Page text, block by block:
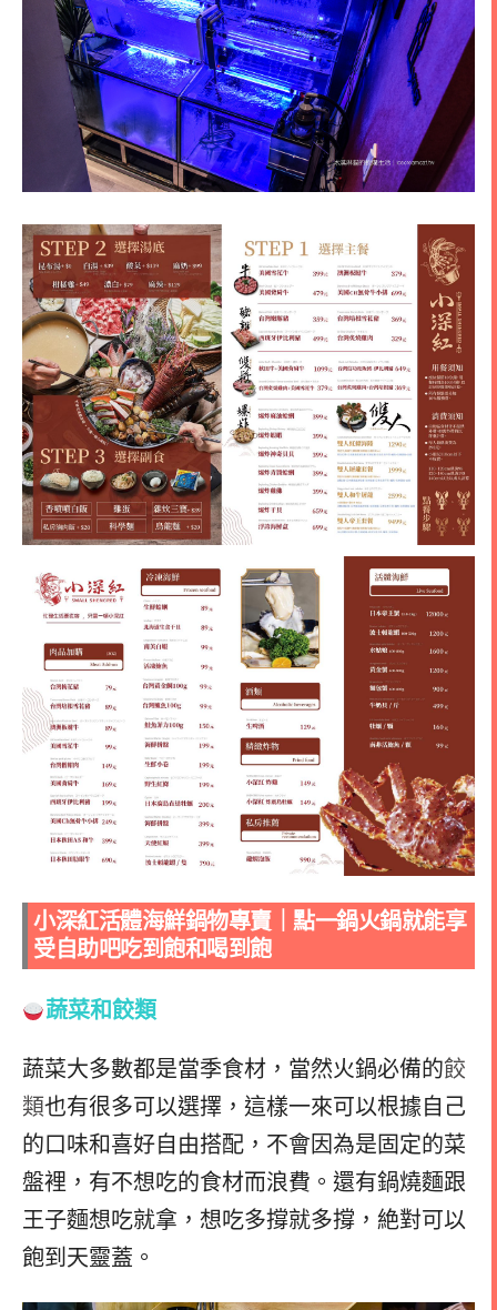
小深紅活體海鮮鍋物專賣｜點一鍋火鍋就能享
受自助吧吃到飽和喝到飽
蔬菜和餃類
蔬菜大多數都是當季食材，當然火鍋必備的餃
類也有很多可以選擇，這樣一來可以根據自己
的口味和喜好自由搭配，不會因為是固定的菜
盤裡，有不想吃的食材而浪費。 還有鍋燒麵跟
王子麵想吃就拿，想吃多撐就多撐，絶對可以
飽到天靈蓋。